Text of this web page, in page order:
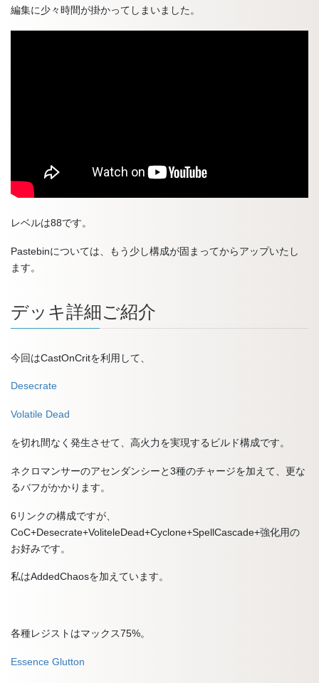
編集に少々時間が掛かってしまいました。
レベルは88です。
Pastebinについては、もう少し構成が固まってからアップいたし
ます。
デッキ詳細ご紹介
今回はCastOnCritを利用して、
Desecrate
Volatile Dead
を切れ間なく発生させて、高火力を実現するビルド構成です。
ネクロマンサーのアセンダンシーと3種のチャージを加えて、更な
るバフがかかります。
6リンクの構成ですが、
CoC+Desecrate+VoliteleDead+Cyclone+SpellCascade+強化用の
お好みです。
私はAddedChaosを加えています。
各種レジストはマックス75%。
Essence Glutton